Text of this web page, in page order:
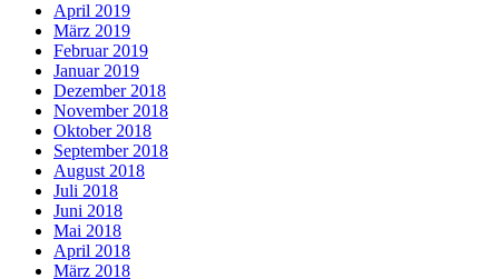
April 2019
März 2019
Februar 2019
Januar 2019
Dezember 2018
November 2018
Oktober 2018
September 2018
August 2018
Juli 2018
Juni 2018
Mai 2018
April 2018
März 2018